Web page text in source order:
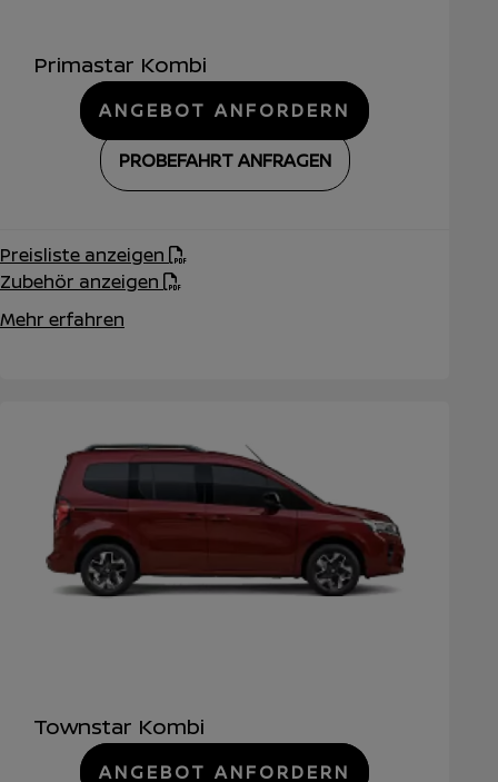
Primastar Kombi
ANGEBOT ANFORDERN
PROBEFAHRT ANFRAGEN
Preisliste anzeigen
Zubehör anzeigen
Mehr erfahren
Townstar Kombi
ANGEBOT ANFORDERN